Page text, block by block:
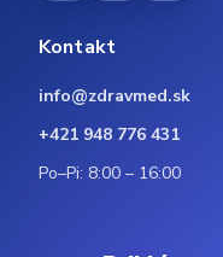
Kontakt
info@zdravmed.sk
+421 948 776 431
Po–Pi: 8:00 – 16:00